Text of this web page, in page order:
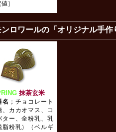
］
ンロワールの「オリジナル手
抹茶玄米
名 ；チョコレート
、カカオマス、コ
ター、全粉乳、乳
脂粉乳）（ベルギ